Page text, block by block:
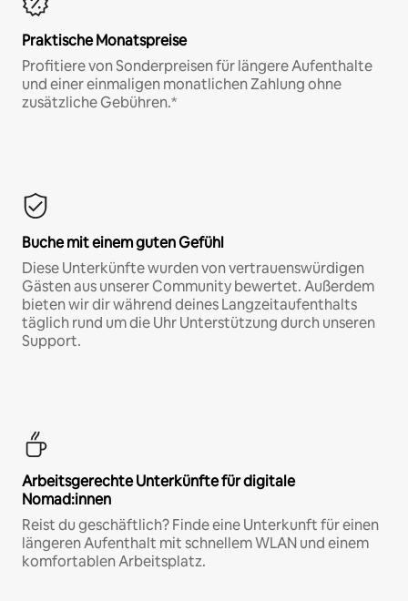
Praktische Monatspreise
Profitiere von Sonderpreisen für längere Aufenthalte
und einer einmaligen monatlichen Zahlung ohne
zusätzliche Gebühren.*
Buche mit einem guten Gefühl
Diese Unterkünfte wurden von vertrauenswürdigen
Gästen aus unserer Community bewertet. Außerdem
bieten wir dir während deines Langzeitaufenthalts
täglich rund um die Uhr Unterstützung durch unseren
Support.
Arbeitsgerechte Unterkünfte für digitale
Nomad:innen
Reist du geschäftlich? Finde eine Unterkunft für einen
längeren Aufenthalt mit schnellem WLAN und einem
komfortablen Arbeitsplatz.